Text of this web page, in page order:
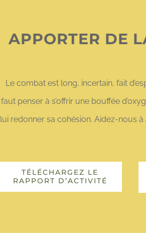
APPORTER DE
Le combat est long, incertain, fait
faut penser à s’offrir une bouffée
lui redonner sa cohésion. Aidez-nous
TÉLÉCHARGEZ LE
RAPPORT D’ACTIVITÉ